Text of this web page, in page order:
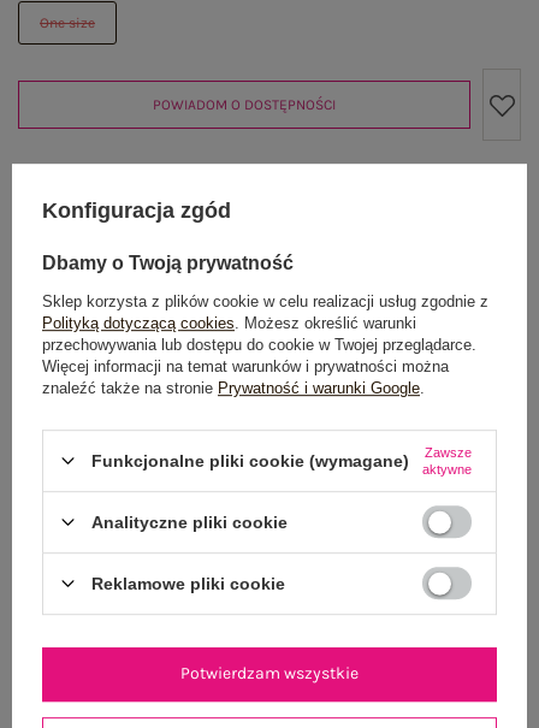
One size
POWIADOM O DOSTĘPNOŚCI
Produkt niedostępny
OPIS PRODUKTU
GŁÓWNE PARAMETRY
OPINIE O PRODUKCIE (1)
Konfiguracja zgód
Dbamy o Twoją prywatność
Sklep korzysta z plików cookie w celu realizacji usług zgodnie z
Polityką dotyczącą cookies . Możesz określić warunki
przechowywania lub dostępu do cookie w Twojej przeglądarce.
Więcej informacji na temat warunków i prywatności można
znaleźć także na stronie Prywatność i warunki Google
Funkcjonalne pliki cookie (wymagane)
Zawsze
aktywne
Analityczne pliki cookie
Reklamowe pliki cookie
Potwierdzam wszystkie